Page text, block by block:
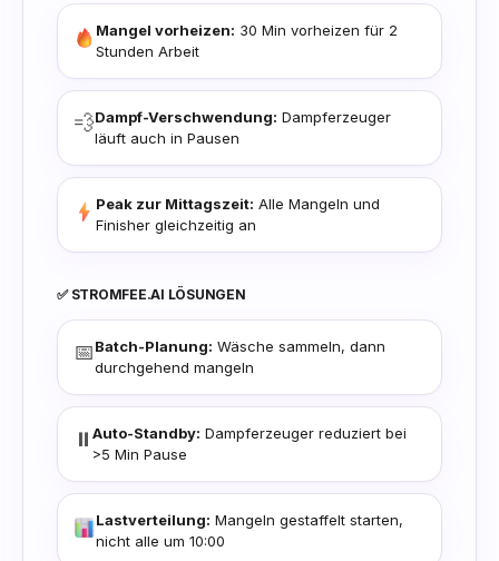
Mangel vorheizen: 30 Min vorheizen für 2
Stunden Arbeit
💨Dampf-Verschwendung: Dampferzeuger
läuft auch in Pausen
Peak zur Mittagszeit: Alle Mangeln und
Finisher gleichzeitig an
✅ STROMFEE.AI LÖSUNGEN
📅Batch-Planung: Wäsche sammeln, dann
durchgehend mangeln
⏸️ Auto-Standby: Dampferzeuger reduziert bei
>5 Min Pause
Lastverteilung: Mangeln gestaffelt starten,
nicht alle um 10:00